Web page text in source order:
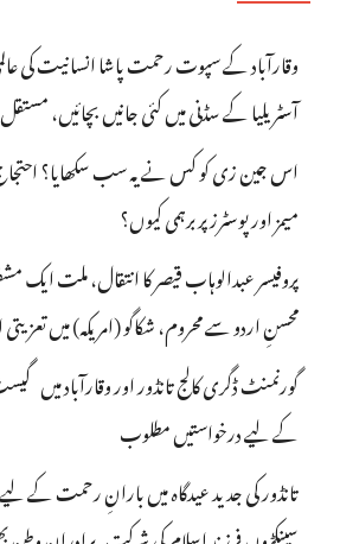
وقارآباد کے سپوت رحمت پاشا انسانیت کی
آسٹریلیا کے سڈنی میں کئی جانیں بچائیں،
اس جین زی کو کس نے یہ سب سکھایا؟
میمز اور پوسٹرز پر برہمی کیوں؟
پروفیسر عبدالوہاب قیصر کا انتقال، ملت ایک
محسنِ اردو سے محروم، شکاگو (امریکہ) میں
گورنمنٹ ڈگری کالج تانڈور اور وقارآباد میں
کے لیے درخواستیں مطلوب
تانڈور کی جدید عیدگاہ میں بارانِ رحمت کے